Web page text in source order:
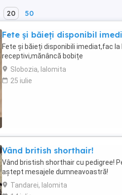
20 50
Fete și băieți disponibil
Fete și băieți disponibili imediat,fac
receptivi,mănâncă bobițe
Slobozia, Ialomita
25 iulie
Vând british shorthair!
Vând bristish shorthair cu pedigree!
aștept mesajele dumneavoastră!
Tandarei, Ialomita